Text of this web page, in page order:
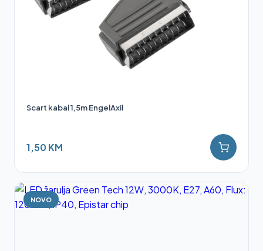
Scart kabal 1,5m EngelAxil
1,50 KM
NOVO